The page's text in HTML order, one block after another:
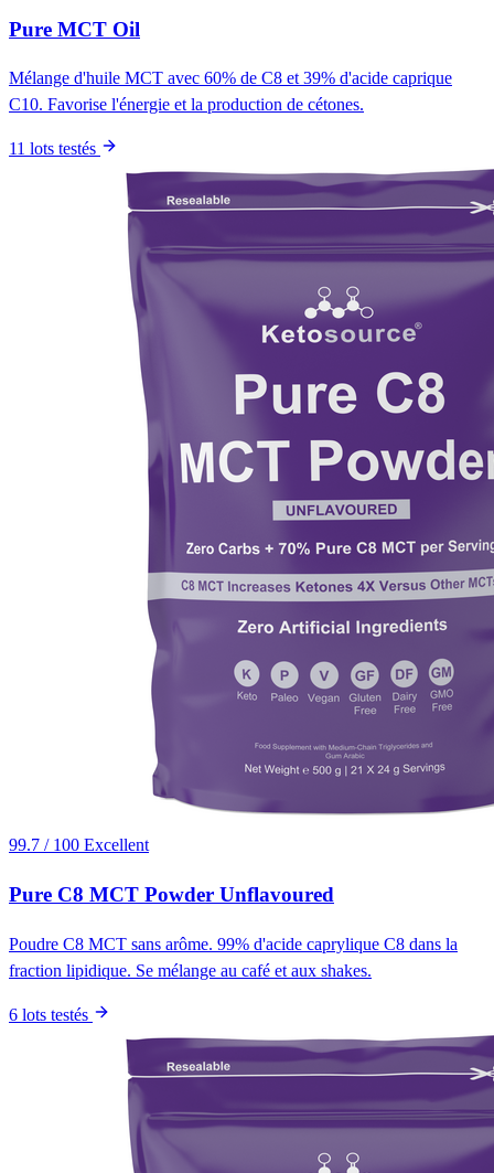
Pure MCT Oil
Mélange d'huile MCT avec 60% de C8 et 39% d'acide caprique
C10. Favorise l'énergie et la production de cétones.
11 lots testés
99.7 / 100 Excellent
Pure C8 MCT Powder Unflavoured
Poudre C8 MCT sans arôme. 99% d'acide caprylique C8 dans la
fraction lipidique. Se mélange au café et aux shakes.
6 lots testés